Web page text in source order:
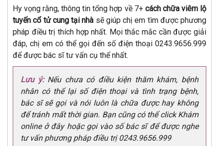
Hy vọng rằng, thông tin tổng hợp về 7+cách chữa viêm lộ
tuyến cổ tử cung tại nhà sẽ giúp chị em tìm được phương
pháp điều trị thích hợp nhất. Mọi thắc mắc cần được giải
đáp, chị em có thể gọi đến số điện thoại 0243.9656.999
để được bác sĩ tư vấn cụ thể nhất.
Lưu ý:Nếu chưa có điều kiện thăm khám, bệnh
nhân có thể lại số điện thoại và tình trạng bệnh,
bác sĩ sẽ gọi và nói luôn là chữa được hay không
để tránh mất thời gian. Bạn cũng có thể click Khám
online ở đây hoặc gọi vào số bác sĩ để được nghe
tư vấn phương pháp điều trị 0243.9656.999